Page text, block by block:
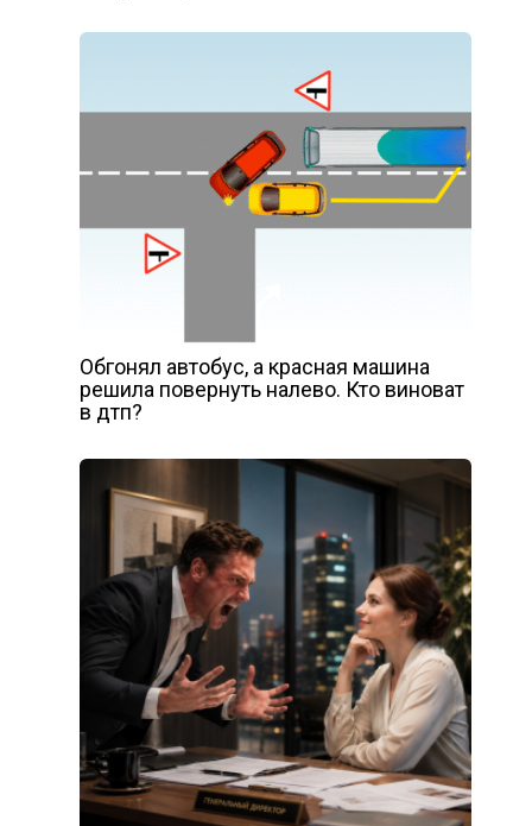
Обгонял автобус, а красная машина
решила повернуть налево. Кто виноват
в дтп?